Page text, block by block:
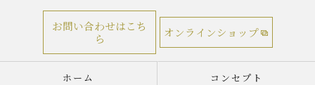
お問い合わせはこち
ら
オンラインショップ
ホーム コンセプト